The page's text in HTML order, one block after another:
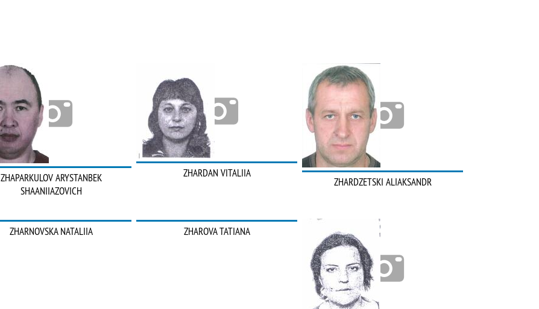
ZHAPARKULOV ARYSTANBEK
SHAANIIAZOVICH
ZHARDAN VITALIIA
ZHARDZETSKI ALIAKSANDR
ZHARNOVSKA NATALIIA ZHAROVA TATIANA